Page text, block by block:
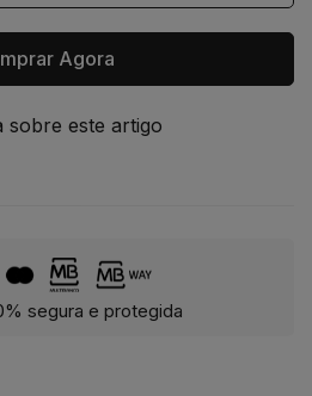
Agora
sobre este artigo
segura e protegida